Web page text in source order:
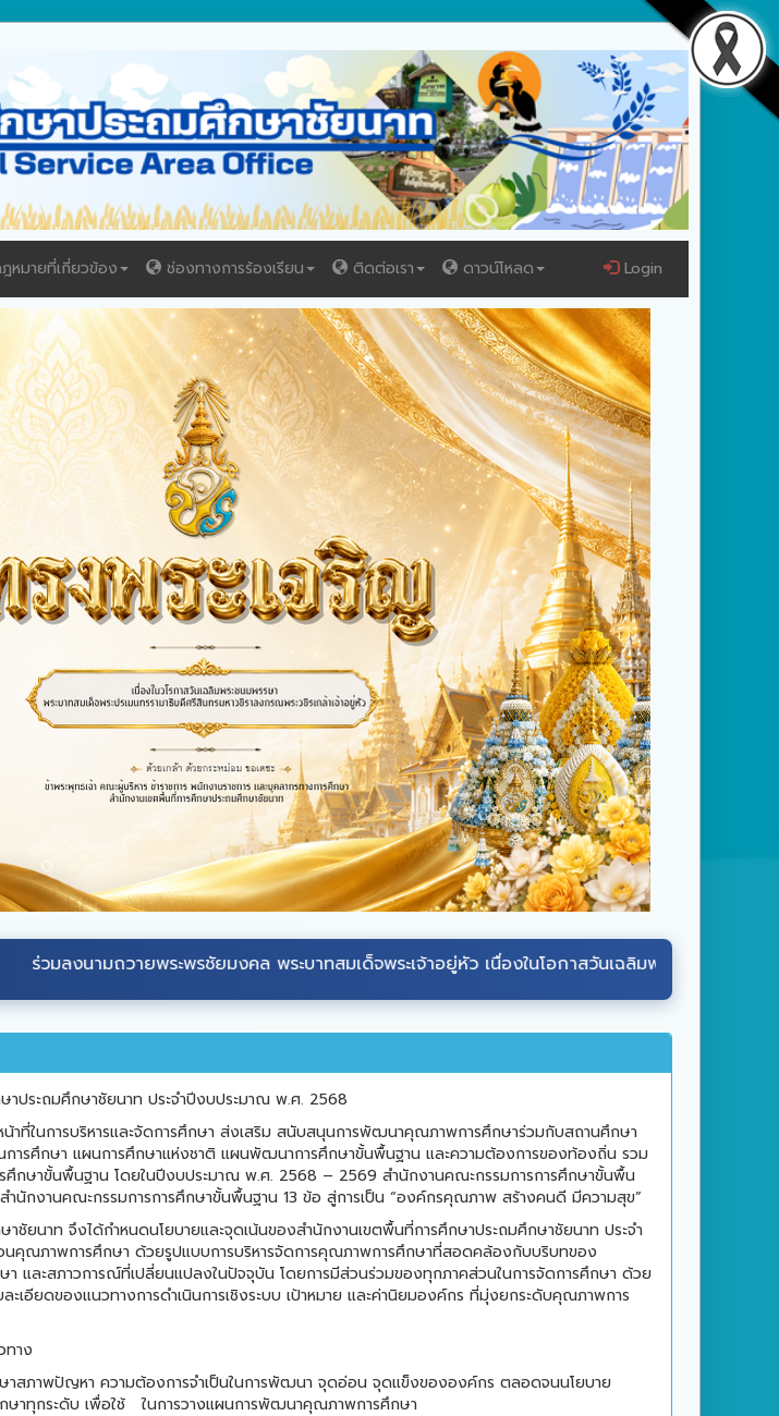
หมายที่เกี่ยวข้อง ช่องทางการร้องเรียน ติดต่อเรา ดาวน์โหลด Login
มถวายพระพรชัยมงคลพระบาทสมเด็จพระเจ้าอยู่หัวเนื่องในโอกาสวันเฉลิมพระชนมพรรษา วันที่ ๒๘ กรก
าประถมศึกษาชัยนาท ประจำปีงบประมาณ พ.ศ. 2568
าที่ในการบริหารและจัดการศึกษา ส่งเสริม สนับสนุนการพัฒนาคุณภาพการศึกษาร่วมกับสถานศึกษา
การศึกษา แผนการศึกษาแห่งชาติ แผนพัฒนาการศึกษาขั้นพื้นฐาน และความต้องการของท้องถิ่น รวม
ศึกษาขั้นพื้นฐาน โดยในปีงบประมาณ พ.ศ. 2568 – 2569 สำนักงานคณะกรรมการการศึกษาขั้นพื้น
ำนักงานคณะกรรมการการศึกษาขั้นพื้นฐาน 13 ข้อ สู่การเป็น “องค์กรคุณภาพ สร้างคนดี มีความสุข”
ชัยนาท จึงได้กำหนดนโยบายและจุดเน้นของสำนักงานเขตพื้นที่การศึกษาประถมศึกษาชัยนาท ประจำ
คุณภาพการศึกษา ด้วยรูปแบบการบริหารจัดการคุณภาพการศึกษาที่สอดคล้องกับบริบทของ
และสภาวการณ์ที่เปลี่ยนแปลงในปัจจุบัน โดยการมีส่วนร่วมของทุกภาคส่วนในการจัดการศึกษา ด้วย
เอียดของแนวทางการดำเนินการเชิงระบบ เป้าหมาย และค่านิยมองค์กร ที่มุ่งยกระดับคุณภาพการ
ทาง
าสภาพปัญหา ความต้องการจำเป็นในการพัฒนา จุดอ่อน จุดแข็งขององค์กร ตลอดจนนโยบาย
ษาทุกระดับ เพื่อใช้
ในการวางแผนการพัฒนาคุณภาพการศึกษา